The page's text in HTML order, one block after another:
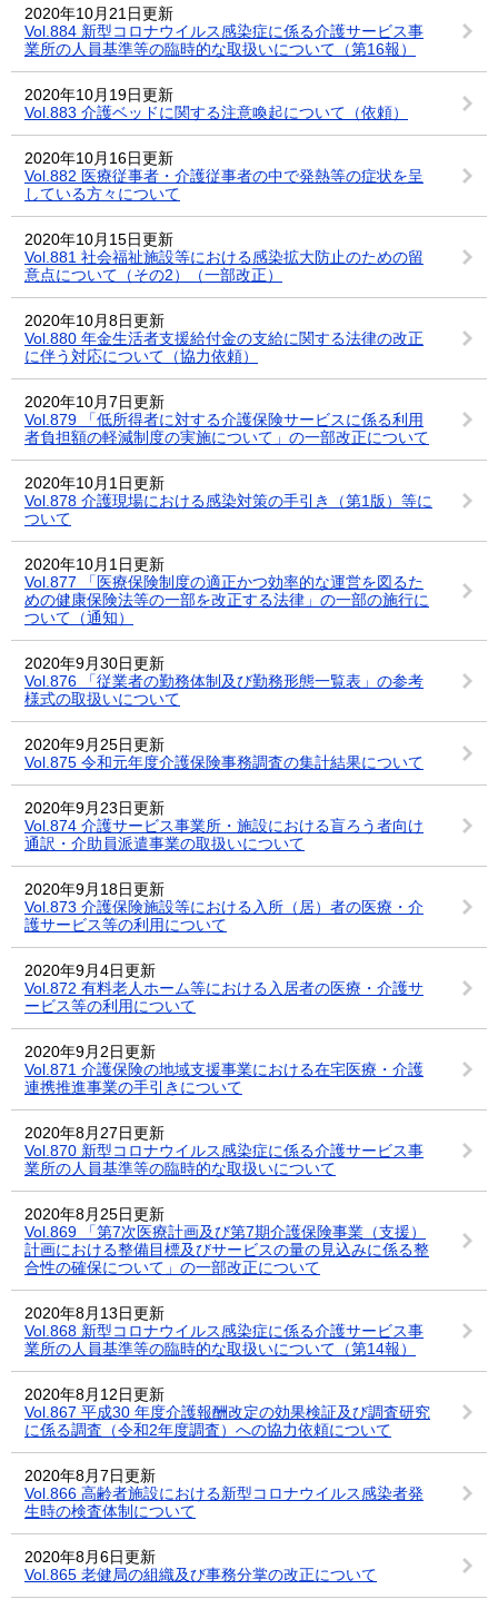
2020年10月21日更新
Vol.884 新型コロナウイルス感染症に係る介護サービス事
業所の人員基準等の臨時的な取扱いについて（第16報）
2020年10月19日更新
Vol.883 介護ベッドに関する注意喚起について（依頼）
2020年10月16日更新
Vol.882 医療従事者・介護従事者の中で発熱等の症状を呈
している方々について
2020年10月15日更新
Vol.881 社会福祉施設等における感染拡大防止のための留
意点について（その2）（一部改正）
2020年10月8日更新
Vol.880 年金生活者支援給付金の支給に関する法律の改正
に伴う対応について（協力依頼）
2020年10月7日更新
Vol.879 「低所得者に対する介護保険サービスに係る利用
者負担額の軽減制度の実施について」の一部改正について
2020年10月1日更新
Vol.878 介護現場における感染対策の手引き（第1版）等に
ついて
2020年10月1日更新
Vol.877 「医療保険制度の適正かつ効率的な運営を図るた
めの健康保険法等の一部を改正する法律」の一部の施行に
ついて（通知）
2020年9月30日更新
Vol.876 「従業者の勤務体制及び勤務形態一覧表」の参考
様式の取扱いについて
2020年9月25日更新
Vol.875 令和元年度介護保険事務調査の集計結果について
2020年9月23日更新
Vol.874 介護サービス事業所・施設における盲ろう者向け
通訳・介助員派遣事業の取扱いについて
2020年9月18日更新
Vol.873 介護保険施設等における入所（居）者の医療・介
護サービス等の利用について
2020年9月4日更新
Vol.872 有料老人ホーム等における入居者の医療・介護サ
ービス等の利用について
2020年9月2日更新
Vol.871 介護保険の地域支援事業における在宅医療・介護
連携推進事業の手引きについて
2020年8月27日更新
Vol.870 新型コロナウイルス感染症に係る介護サービス事
業所の人員基準等の臨時的な取扱いについて
2020年8月25日更新
Vol.869 「第7次医療計画及び第7期介護保険事業（支援）
計画における整備目標及びサービスの量の見込みに係る整
合性の確保について」の一部改正について
2020年8月13日更新
Vol.868 新型コロナウイルス感染症に係る介護サービス事
業所の人員基準等の臨時的な取扱いについて（第14報）
2020年8月12日更新
Vol.867 平成30 年度介護報酬改定の効果検証及び調査研究
に係る調査（令和2年度調査）への協力依頼について
2020年8月7日更新
Vol.866 高齢者施設における新型コロナウイルス感染者発
生時の検査体制について
2020年8月6日更新
Vol.865 老健局の組織及び事務分掌の改正について